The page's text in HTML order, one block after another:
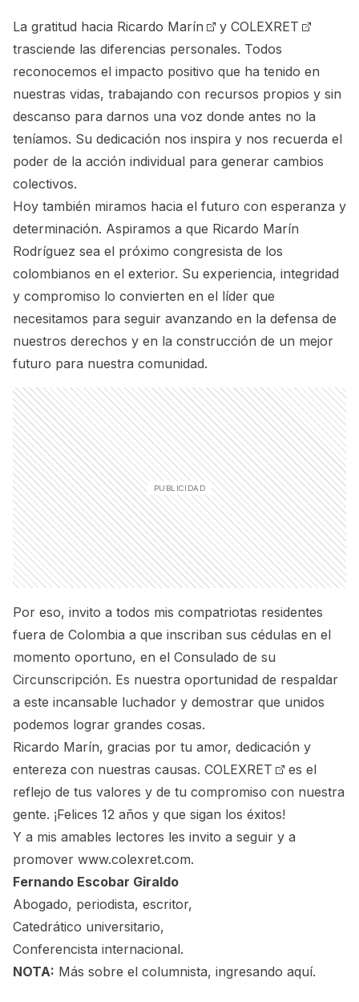
La gratitud hacia Ricardo Marín y COLEXRET
trasciende las diferencias personales. Todos
reconocemos el impacto positivo que ha tenido en
nuestras vidas, trabajando con recursos propios y sin
descanso para darnos una voz donde antes no la
teníamos. Su dedicación nos inspira y nos recuerda el
poder de la acción individual para generar cambios
colectivos.
Hoy también miramos hacia el futuro con esperanza y
determinación. Aspiramos a que Ricardo Marín
Rodríguez sea el próximo congresista de los
colombianos en el exterior. Su experiencia, integridad
y compromiso lo convierten en el líder que
necesitamos para seguir avanzando en la defensa de
nuestros derechos y en la construcción de un mejor
futuro para nuestra comunidad.
Por eso, invito a todos mis compatriotas residentes
fuera de Colombia a que inscriban sus cédulas en el
momento oportuno, en el Consulado de su
Circunscripción. Es nuestra oportunidad de respaldar
a este incansable luchador y demostrar que unidos
podemos lograr grandes cosas.
Ricardo Marín, gracias por tu amor, dedicación y
entereza con nuestras causas. COLEXRET
es el
reflejo de tus valores y de tu compromiso con nuestra
gente. ¡Felices 12 años y que sigan los éxitos!
Y a mis amables lectores les invito a seguir y a
promover www.colexret.com.
Fernando Escobar Giraldo
Abogado, periodista, escritor,
Catedrático universitario,
Conferencista internacional.
NOTA: Más sobre el columnista, ingresando aquí.